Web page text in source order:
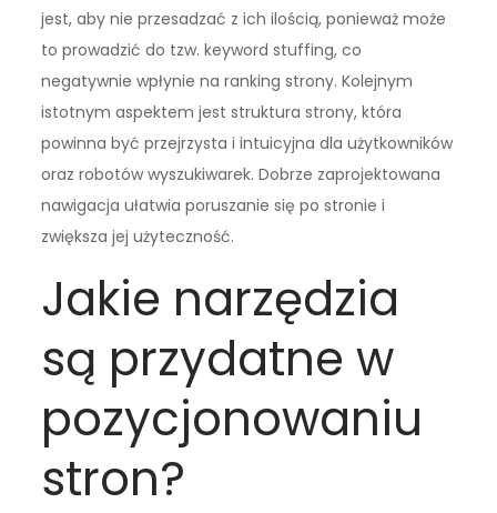
jest, aby nie przesadzać z ich ilością, ponieważ może
to prowadzić do tzw. keyword stuffing, co
negatywnie wpłynie na ranking strony. Kolejnym
istotnym aspektem jest struktura strony, która
powinna być przejrzysta i intuicyjna dla użytkowników
oraz robotów wyszukiwarek. Dobrze zaprojektowana
nawigacja ułatwia poruszanie się po stronie i
zwiększa jej użyteczność.
Jakie narzędzia
są przydatne w
pozycjonowaniu
stron?